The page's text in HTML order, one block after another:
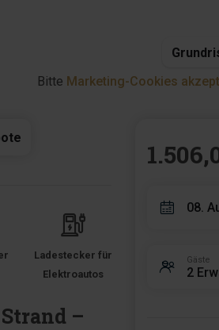
Bitte Marketing-Cookies
Ladestecker für
Elektroautos
–
08.
Gäste